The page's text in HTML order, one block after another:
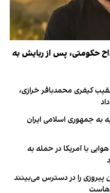
حکومتی، پس از ربایش به
کیفری محمدباقر خرازی،
به جمهوری اسلامی ایران
با آمریکا در حمله به
پیروزی را در دسترس می‌بینند